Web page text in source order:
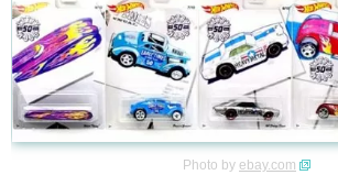
Photo by ebay.com